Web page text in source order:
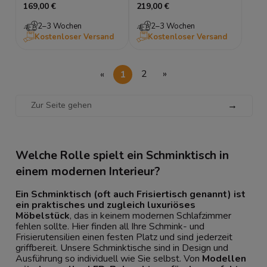
169,00 €
2–3 Wochen
Kostenloser Versand
219,00 €
2–3 Wochen
Kostenloser Versand
→
« 1 2 »
Welche Rolle spielt ein Schminktisch in
einem modernen Interieur?
Ein Schminktisch (oft auch Frisiertisch genannt) ist
ein praktisches und zugleich luxuriöses
Möbelstück, das in keinem modernen Schlafzimmer
fehlen sollte. Hier finden all Ihre Schmink- und
Frisierutensilien einen festen Platz und sind jederzeit
griffbereit. Unsere Schminktische sind in Design und
Ausführung so individuell wie Sie selbst. Von Modellen